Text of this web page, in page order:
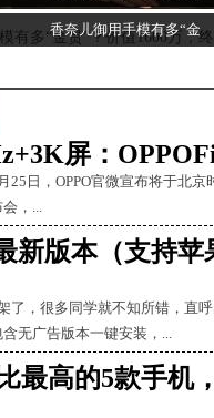
香奈儿御用手模有多“金
屏：
25日，OPPO官微宣布将于北京
，...
新版本（支持苹
了，很多同学就不知所错，直
无广告版本一键安装，...
最高的5款手机